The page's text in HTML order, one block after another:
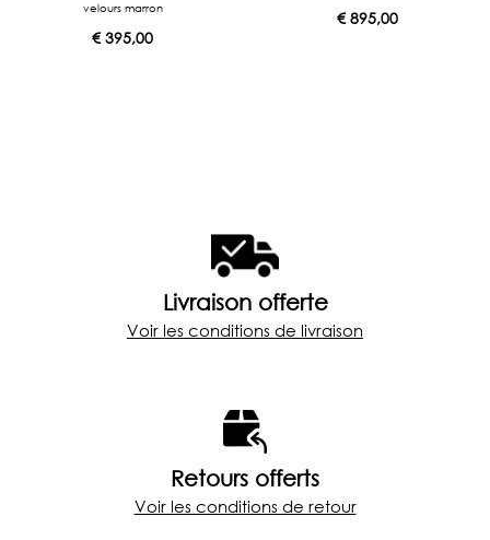
velours marron
€395,00
€895,00
Livraison offerte
Voir les conditions de livraison
Retours offerts
Voir les conditions de retour